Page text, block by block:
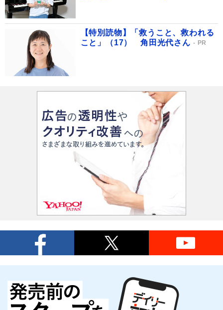
【特別読物】「救うこと、救われる
こと」（17） 角田光代さん
PR